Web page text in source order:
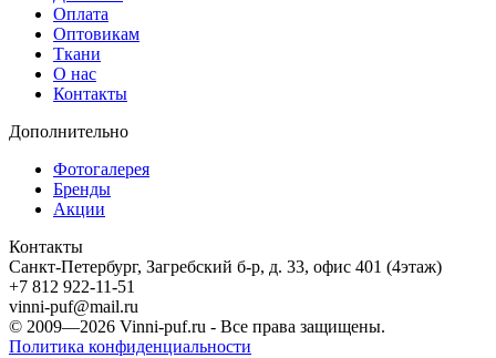
Оплата
Оптовикам
Ткани
О нас
Контакты
Дополнительно
Фотогалерея
Бренды
Акции
Контакты
Санкт-Петербург, Загребский б-р, д. 33, офис 401 (4этаж)
+7 812 922-11-51
vinni-puf@mail.ru
© 2009—2026 Vinni-puf.ru - Все права защищены.
Политика конфиденциальности